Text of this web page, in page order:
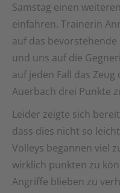
Samstag einen
einfahren. Trainerin
auf das
und uns auf die
auf jeden Fall das
Auerbach drei Punkte
Leider zeigte sich
dass dies nicht so
Volleys begannen viel
wirklich punkten zu
Angriffe blieben zu